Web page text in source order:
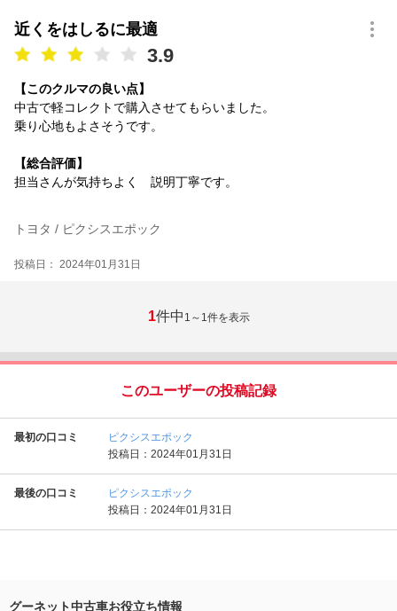
近くをはしるに最適
3.9
【このクルマの良い点】
中古で軽コレクトで購入させてもらいました。
乗り心地もよさそうです。
【総合評価】
担当さんが気持ちよく 説明丁寧です。
トヨタ / ピクシスエポック
投稿日： 2024年01月31日
1件中 1～1件を表示
このユーザーの投稿記録
最初の口コミ
ピクシスエポック
投稿日：2024年01月31日
最後の口コミ
ピクシスエポック
投稿日：2024年01月31日
グーネット中古車お役立ち情報